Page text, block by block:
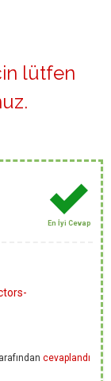
lütfen
.
En İyi Cevap
cevaplandı